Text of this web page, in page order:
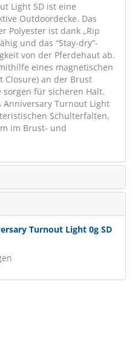
Light SD ist eine
Outdoordecke. Das
Polyester ist dank „Rip
und das “Stay-dry”-
von der Pferdehaut ab.
eines magnetischen
Closure) an der Brust
für sicheren Halt.
Anniversary Turnout Light
Schulterfalten,
im Brust- und
Turnout Light 0g SD